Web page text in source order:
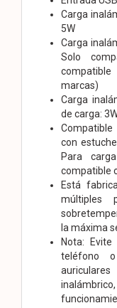
Carga
5W
Carga
Solo
marcas)
Carga
de carga:
con
Para
compatible
Está
múltiples
la máxima
Nota:
teléfono